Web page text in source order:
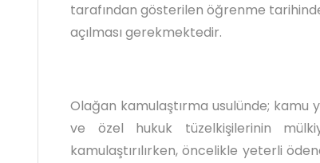
tarafından gösterilen öğrenme
açılması gerekmektedir.
Olağan kamulaştırma usulünde; kamu
ve özel hukuk tüzelkişilerinin
kamulaştırılırken, öncelikle yeterli